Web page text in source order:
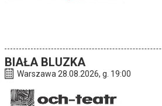
BIAŁA BLUZKA
Warszawa 28.08.2026, g. 19:00